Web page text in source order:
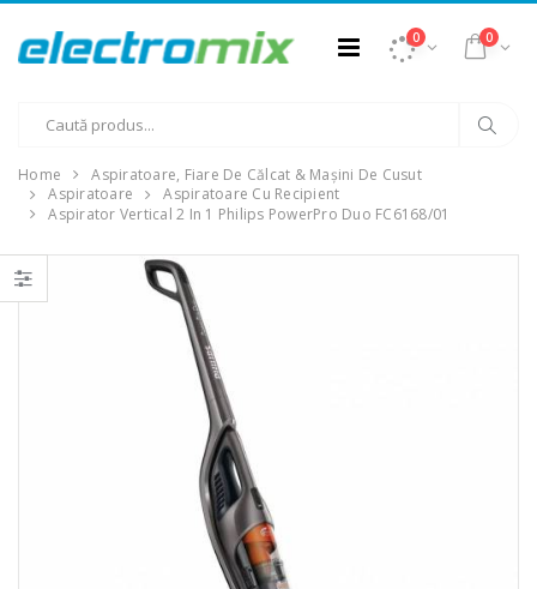
0 0
Home
Aspiratoare, Fiare De Călcat & Mașini De Cusut
Aspiratoare
Aspiratoare Cu Recipient
Aspirator Vertical 2 In 1 Philips PowerPro Duo FC6168/01